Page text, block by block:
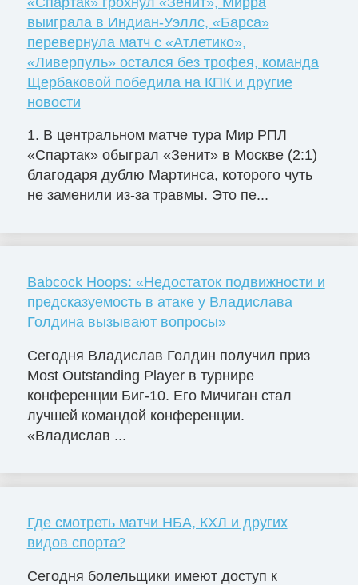
выиграла в Индиан-Уэллс, «Барса»
перевернула матч с «Атлетико»,
«Ливерпуль» остался без трофея, команда
Щербаковой победила на КПК и другие
новости
1. В центральном матче тура Мир РПЛ
«Спартак» обыграл «Зенит» в Москве (2:1)
благодаря дублю Мартинса, которого чуть
не заменили из-за травмы. Это пе...
Babcock Hoops: «Недостаток подвижности и
предсказуемость в атаке у Владислава
Голдина вызывают вопросы»
Сегодня Владислав Голдин получил приз
Most Outstanding Player в турнире
конференции Биг-10. Его Мичиган стал
лучшей командой конференции.
«Владислав ...
Где смотреть матчи НБА, КХЛ и других
видов спорта?
Сегодня болельщики имеют доступ к